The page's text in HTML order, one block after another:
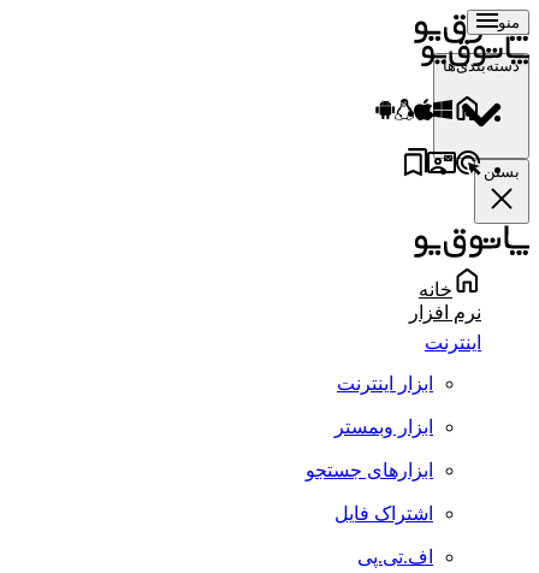
منو
دسته‌بندی‌ها
بستن
خانه
نرم افزار
اینترنت
ابزار اینترنت
ابزار وبمستر
ابزارهای جستجو
اشتراک فایل
اف.تی.پی